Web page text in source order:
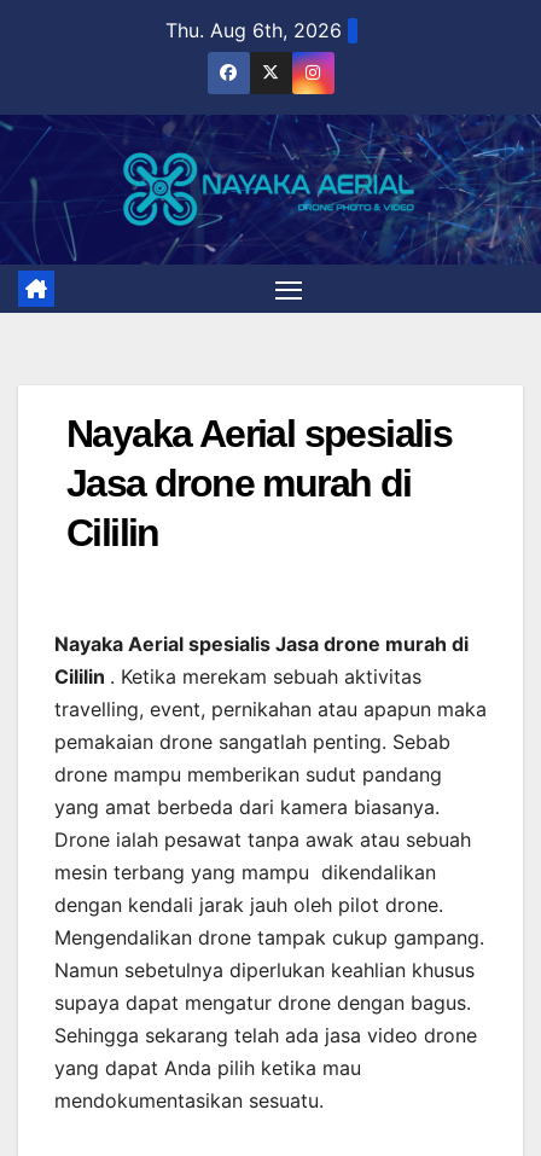
Thu. Aug 6th, 2026
Nayaka Aerial spesialis
Jasa drone murah di
Cililin
Nayaka Aerial spesialis Jasa drone murah di
Cililin . Ketika merekam sebuah aktivitas
travelling, event, pernikahan atau apapun maka
pemakaian drone sangatlah penting. Sebab
drone mampu memberikan sudut pandang
yang amat berbeda dari kamera biasanya.
Drone ialah pesawat tanpa awak atau sebuah
mesin terbang yang mampu dikendalikan
dengan kendali jarak jauh oleh pilot drone.
Mengendalikan drone tampak cukup gampang.
Namun sebetulnya diperlukan keahlian khusus
supaya dapat mengatur drone dengan bagus.
Sehingga sekarang telah ada jasa video drone
yang dapat Anda pilih ketika mau
mendokumentasikan sesuatu.